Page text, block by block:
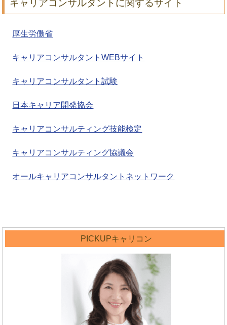
キャリアコンサルタントに関するサイト
厚生労働省
キャリアコンサルタントWEBサイト
キャリアコンサルタント試験
日本キャリア開発協会
キャリアコンサルティング技能検定
キャリアコンサルティング協議会
オールキャリアコンサルタントネットワーク
PICKUPキャリコン